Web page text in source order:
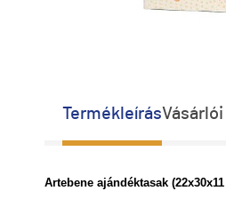
Termékleírás
Artebene ajándéktasak